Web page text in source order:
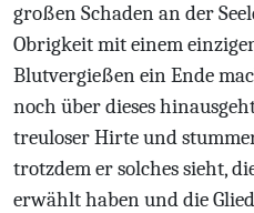
großen Schaden an der
Obrigkeit mit einem
Blutvergießen ein Ende
noch über dieses
treuloser Hirte und
trotzdem er solches sieht,
erwählt haben und die